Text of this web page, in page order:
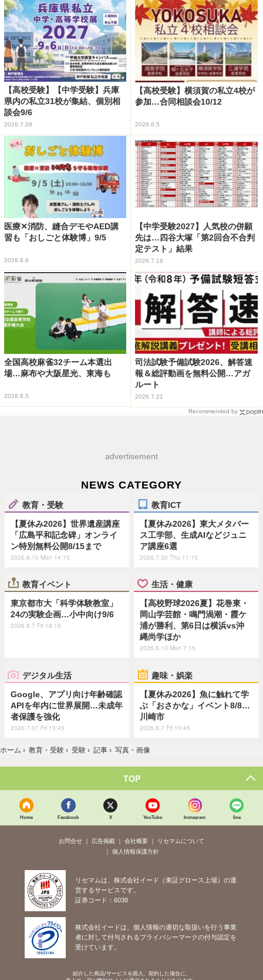
【高校受験】【中学受験】兵庫
県内の私立31校が集結、個別相
談会9/6
2026.7.28
【高校受験】横須賀の私立4校が
参加…合同相談会10/12
2026.8.5
医療✕消防、縫合デモやAED講
習も「おしごと体験博」9/5
2026.8.6
【中学受験2027】人気校の併願
先は…四谷大塚「第2回合不合判
定テスト」結果
2026.7.16
全国高校麻雀32チーム本選出
場…麻布や大阪星光、東海も
2026.8.5
司法試験予備試験2026、解答速
報＆総評動画を無料公開…アガ
ルート
2026.7.21
Recommended by
advertisement
NEWS CATEGORY
教育・受験
【夏休み2026】世界遺産講座
「広島平和記念碑」オンライ
ン特別無料公開8/15まで
2026.8.10 Mon 14:15
教育ICT
【夏休み2026】東大メタバー
ス工学部、生成AIなどジュニ
ア講座6選
2026.7.30 Thu 11:15
教育イベント
東京都市大「科学体験教室」
24の実験企画…小中向け9/6
2026.8.7 Fri 18:15
生活・健康
【高校野球2026夏】花巻東・
岡山学芸館・鳴門渦潮・霞ケ
浦が勝利、第6日は横浜vs沖
縄尚学ほか
2026.8.10 Mon 7:15
デジタル生活
Google、アプリ向け年齢確認
APIを年内に世界展開…未成年
者保護を強化
2026.7.31 Fri 13:45
趣味・娯楽
【夏休み2026】魚に触れて学
ぶ「おさかな」イベント8/8…
川崎市
2026.8.7 Fri 10:45
ホーム › 教育・受験 › 受験 › 記事 › 写真・画像
TOP
Home Facebook X YouTube Instagram line
お問合せ 広告掲載 会社概要
リセマムについて
個人情報保護方針
リセマムは、株式会社イード（東証グロース上場）の運
営するサービスです。
証券コード：6038
株式会社イードは、個人情報の適切な取扱いを行う事業
者に対して付与されるプライバシーマークの付与認定を
受けています。
紹介した商品/サービスを購入、契約した場合に、